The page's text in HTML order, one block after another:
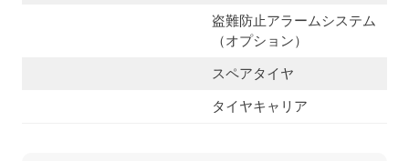
盗難防止アラームシステム
（オプション）
スペアタイヤ
タイヤキャリア